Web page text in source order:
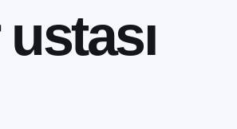
ustası